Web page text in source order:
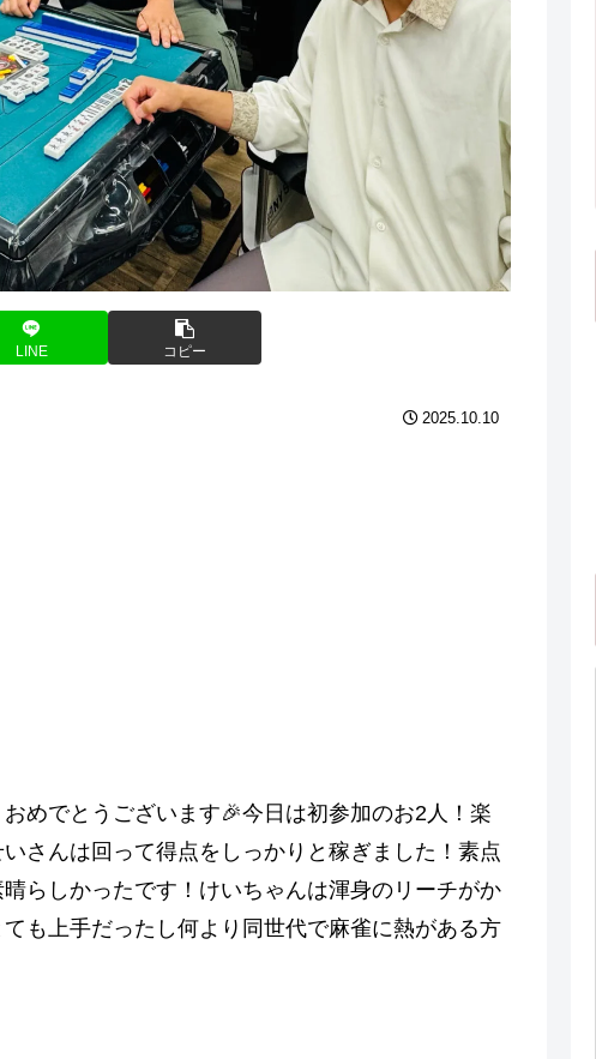
LINE コピー
2025.10.10
めでとうございます🎉今日は初参加のお2人！楽
さんは回って得点をしっかりと稼ぎました！素点
らしかったです！けいちゃんは渾身のリーチがか
も上手だったし何より同世代で麻雀に熱がある方